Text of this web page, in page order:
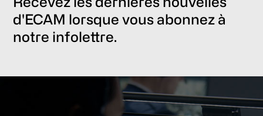
d'ECAM lorsque vous abonnez à
notre infolettre.